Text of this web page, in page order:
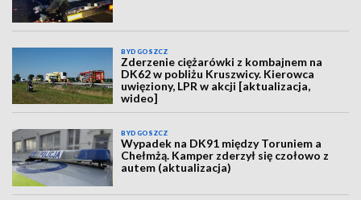
BYDGOSZCZ
Zderzenie ciężarówki z kombajnem na
DK62 w pobliżu Kruszwicy. Kierowca
uwięziony, LPR w akcji [aktualizacja,
wideo]
BYDGOSZCZ
Wypadek na DK91 między Toruniem a
Chełmżą. Kamper zderzył się czołowo z
autem (aktualizacja)